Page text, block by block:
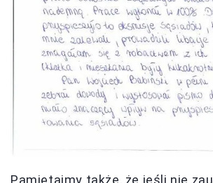
Pamiętajmy także, że jeśli nie